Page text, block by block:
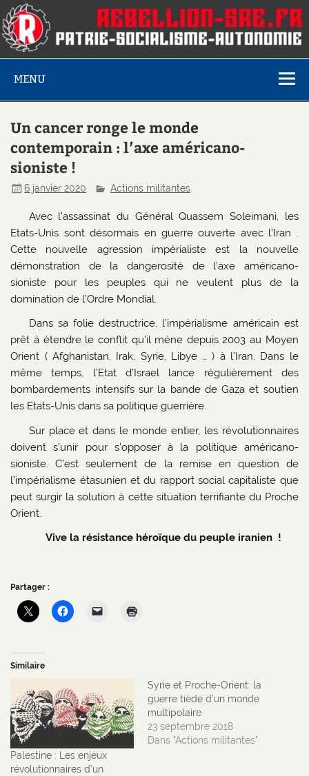
MENU
Un cancer ronge le monde
contemporain : l’axe américano-
sioniste !
6 janvier 2020 Actions militantes
Avec l’assassinat du Général Quassem Soleimani, les
Etats-Unis sont désormais en guerre ouverte avec l’Iran .
Cette nouvelle agression impérialiste est la nouvelle
démonstration de la dangerosité de l’axe américano-
sioniste pour les peuples qui ne veulent plus de la
domination de l’Ordre Mondial.
Dans sa folie destructrice, l’impérialisme américain est
prêt à étendre le conflit qu’il mène depuis 2003 au Moyen
Orient ( Afghanistan, Irak, Syrie, Libye … ) à l’Iran. Dans le
même temps, l’Etat d’Israel lance régulièrement des
bombardements intensifs sur la bande de Gaza et soutien
les Etats-Unis dans sa politique guerrière.
Sur place et dans le monde entier, les révolutionnaires
doivent s’unir pour s’opposer à la politique américano-
sioniste. C’est seulement de la remise en question de
l’impérialisme étasunien et du rapport social capitaliste que
peut surgir la solution à cette situation terrifiante du Proche
Orient.
Vive la résistance héroïque du peuple iranien !
Partager :
Similaire
Palestine : Les enjeux
révolutionnaires d’un
Syrie et Proche-Orient: la
guerre tiède d’un monde
multipolaire
23 septembre 2018
Dans "Actions militantes"